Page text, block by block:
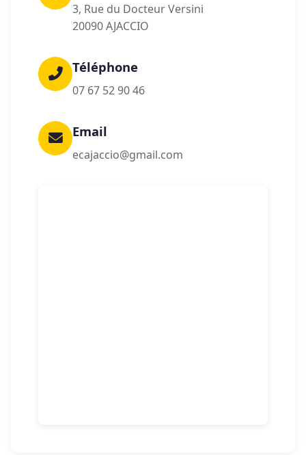
3, Rue du Docteur Versini
20090 AJACCIO
Téléphone
07 67 52 90 46
Email
ecajaccio@gmail.com